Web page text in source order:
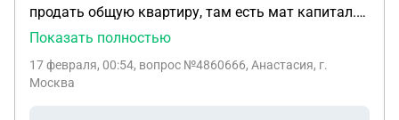
продать общую квартиру, там есть мат капитал.
Квартира 76 кв, доли не выделены. Могу ли я
регионе? Продаем в Ставропольском крае, хочу
Показать полностью
17 февраля, 00:54, вопрос №4860666, Анастасия, г.
Москва